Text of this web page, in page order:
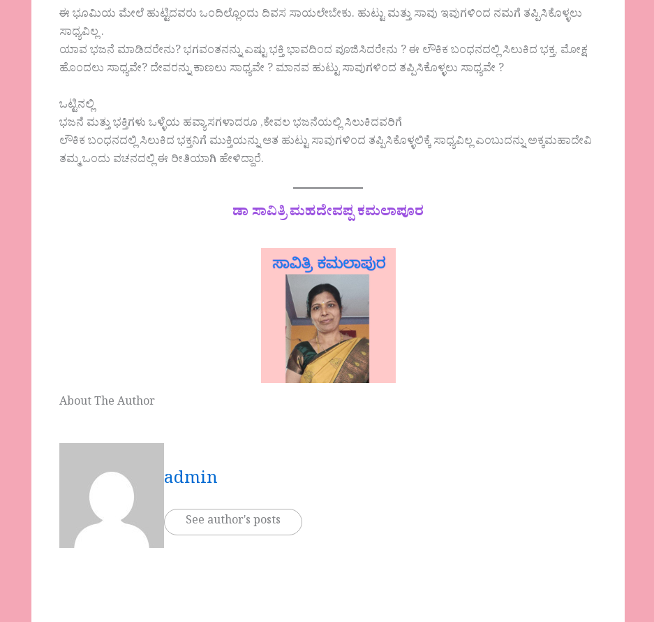
ಈ ಭೂಮಿಯ ಮೇಲೆ ಹುಟ್ಟಿದವರು ಒಂದಿಲ್ಲೊಂದು ದಿವಸ ಸಾಯಲೇಬೇಕು. ಹುಟ್ಟು ಮತ್ತು ಸಾವು ಇವುಗಳಿಂದ ನಮಗೆ ತಪ್ಪಿಸಿಕೊಳ್ಳಲು
ಸಾಧ್ಯವಿಲ್ಲ .
ಯಾವ ಭಜನೆ ಮಾಡಿದರೇನು? ಭಗವಂತನನ್ನು ಎಷ್ಟು ಭಕ್ತಿ ಭಾವದಿಂದ ಪೂಜಿಸಿದರೇನು ? ಈ ಲೌಕಿಕ ಬಂಧನದಲ್ಲಿ ಸಿಲುಕಿದ ಭಕ್ತ, ಮೋಕ್ಷ
ಹೊಂದಲು ಸಾಧ್ಯವೇ? ದೇವರನ್ನು ಕಾಣಲು ಸಾಧ್ಯವೇ ? ಮಾನವ ಹುಟ್ಟು ಸಾವುಗಳಿಂದ ತಪ್ಪಿಸಿಕೊಳ್ಳಲು ಸಾಧ್ಯವೇ ?
ಒಟ್ಟಿನಲ್ಲಿ
ಭಜನೆ ಮತ್ತು ಭಕ್ತಿಗಳು ಒಳ್ಳೆಯ ಹವ್ಯಾಸಗಳಾದರೂ ,ಕೇವಲ ಭಜನೆಯಲ್ಲಿ ಸಿಲುಕಿದವರಿಗೆ
ಲೌಕಿಕ ಬಂಧನದಲ್ಲಿ ಸಿಲುಕಿದ ಭಕ್ತನಿಗೆ ಮುಕ್ತಿಯನ್ನು ಆತ ಹುಟ್ಟು ಸಾವುಗಳಿಂದ ತಪ್ಪಿಸಿಕೊಳ್ಳಲಿಕ್ಕೆ ಸಾಧ್ಯವಿಲ್ಲ ಎಂಬುದನ್ನು ಅಕ್ಕಮಹಾದೇವಿ
ತಮ್ಮ ಒಂದು ವಚನದಲ್ಲಿ ಈ ರೀತಿಯಾಗಿ ಹೇಳಿದ್ದಾರೆ.
ಡಾ ಸಾವಿತ್ರಿ ಮಹದೇವಪ್ಪ ಕಮಲಾಪೂರ
About The Author
admin
See author's posts